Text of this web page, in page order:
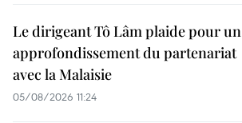
Le dirigeant Tô Lâm plaide pour un
approfondissement du partenariat
avec la Malaisie
05/08/2026 11:24